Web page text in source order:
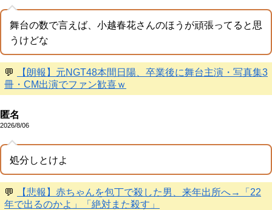
舞台の数で言えば、小越春花さんのほうが頑張ってると思
うけどな
💬
【朗報】元NGT48本間日陽、卒業後に舞台主演・写真集3
冊・CM出演でファン歓喜ｗ
匿名
2026/8/06
処分しとけよ
💬
【悲報】赤ちゃんを包丁で殺した男、来年出所へ→「22
年で出るのかよ」「絶対また殺す」